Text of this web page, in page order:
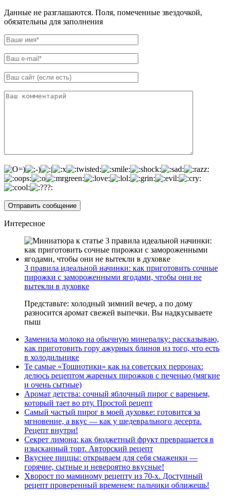
Данные не разглашаются. Поля, помеченные звездочкой,
обязательны для заполнения
Интересное
3 правила идеальной начинки: как приготовить сочные
пирожки с замороженными ягодами, чтобы они не
вытекли в духовке
Представьте: холодный зимний вечер, а по дому
разносится аромат свежей выпечки. Вы надкусываете
пыш
Заменила молоко на обычную минералку: рассказываю,
как приготовить гору ажурных блинов из того, что есть
в холодильнике
Те самые «Тошнотики» как на советских перронах:
делюсь рецептом жареных пирожков с печенью (мягкие
и очень сытные)
Аромат детства: сочный яблочный пирог с вареньем,
который тает во рту. Простой рецепт
Самый частый пирог в моей духовке: готовится за
мгновение, а вкус — как у шедеврального десерта.
Рецепт внутри!
Секрет лимона: как бюджетный фрукт превращается в
изысканный торт. Авторский рецепт
Вкуснее пиццы: открываем для себя смаженки —
горячие, сытные и невероятно вкусные!
Хворост по маминому рецепту из 70-х. Доступный
рецепт проверенный временем: пальчики оближешь!